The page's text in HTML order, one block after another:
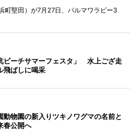
町堅田）が7月27日、パルマワラビー3
ビーチサマーフェスタ」 水上ござ走
飛ばしに喝采
動物園の新入りツキノワグマの名前と
公開へ